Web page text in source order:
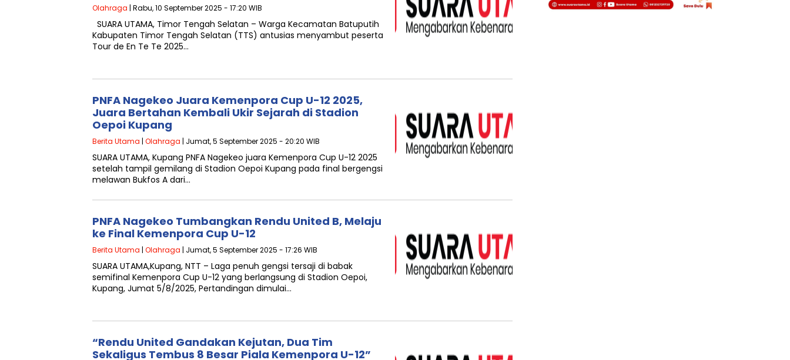
Olahraga | Rabu, 10 September 2025 - 17:20 WIB
SUARA UTAMA, Timor Tengah Selatan – Warga Kecamatan Batuputih
Kabupaten Timor Tengah Selatan (TTS) antusias menyambut peserta
Tour de En Te Te 2025…
PNFA Nagekeo Juara Kemenpora Cup U-12 2025,
Juara Bertahan Kembali Ukir Sejarah di Stadion
Oepoi Kupang
Berita Utama | Olahraga | Jumat, 5 September 2025 - 20:20 WIB
SUARA UTAMA, Kupang PNFA Nagekeo juara Kemenpora Cup U-12 2025
setelah tampil gemilang di Stadion Oepoi Kupang pada final bergengsi
melawan Bukfos A dari…
PNFA Nagekeo Tumbangkan Rendu United B, Melaju
ke Final Kemenpora Cup U-12
Berita Utama | Olahraga | Jumat, 5 September 2025 - 17:26 WIB
SUARA UTAMA,Kupang, NTT – Laga penuh gengsi tersaji di babak
semifinal Kemenpora Cup U-12 yang berlangsung di Stadion Oepoi,
Kupang, Jumat 5/8/2025, Pertandingan dimulai…
“Rendu United Gandakan Kejutan, Dua Tim
Sekaligus Tembus 8 Besar Piala Kemenpora U-12”